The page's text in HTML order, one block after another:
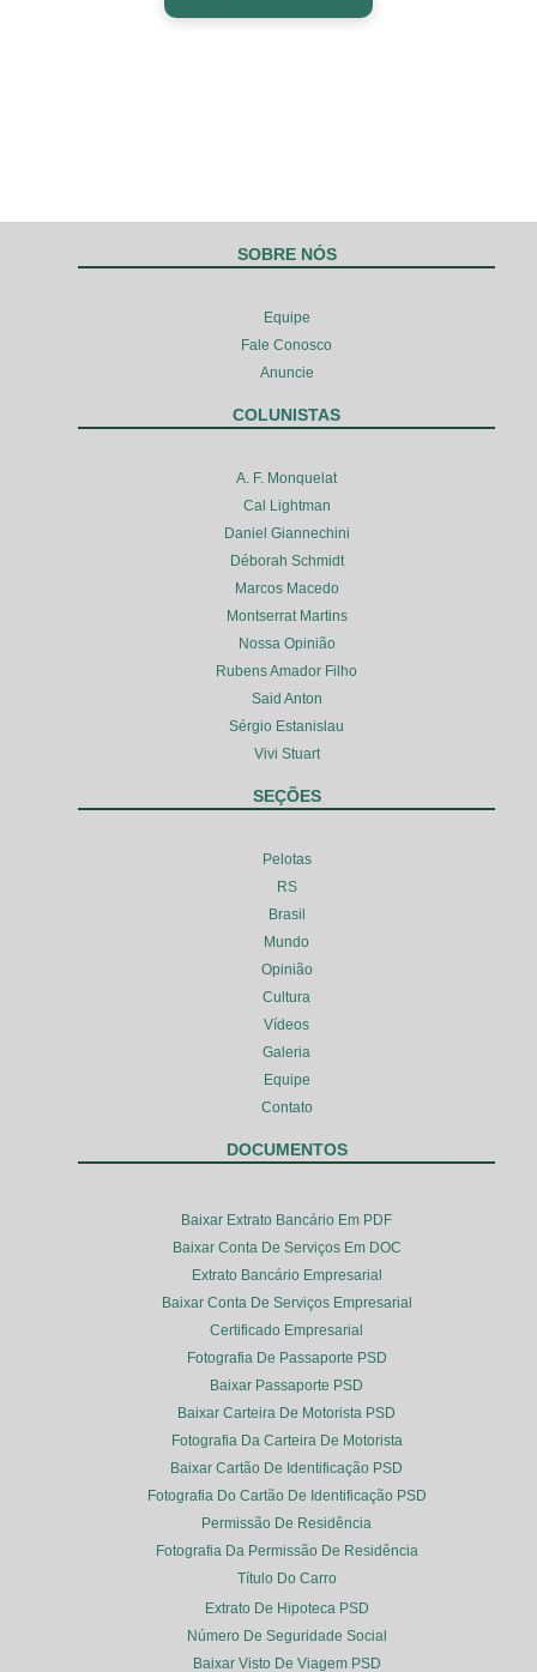
SOBRE NÓS
Equipe
Fale Conosco
Anuncie
COLUNISTAS
A. F. Monquelat
Cal Lightman
Daniel Giannechini
Déborah Schmidt
Marcos Macedo
Montserrat Martins
Nossa Opinião
Rubens Amador Filho
Said Anton
Sérgio Estanislau
Vivi Stuart
SEÇÕES
Pelotas
RS
Brasil
Mundo
Opinião
Cultura
Vídeos
Galeria
Equipe
Contato
DOCUMENTOS
Baixar Extrato Bancário Em PDF
Baixar Conta De Serviços Em DOC
Extrato Bancário Empresarial
Baixar Conta De Serviços Empresarial
Certificado Empresarial
Fotografia De Passaporte PSD
Baixar Passaporte PSD
Baixar Carteira De Motorista PSD
Fotografia Da Carteira De Motorista
Baixar Cartão De Identificação PSD
Fotografia Do Cartão De Identificação PSD
Permissão De Residência
Fotografia Da Permissão De Residência
Título Do Carro
Extrato De Hipoteca PSD
Número De Seguridade Social
Baixar Visto De Viagem PSD